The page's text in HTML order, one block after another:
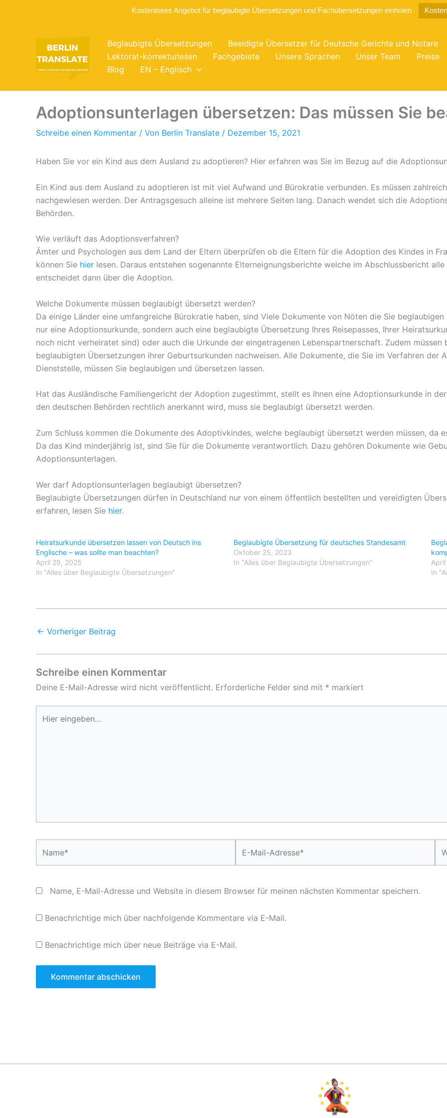
Kostenloses Angebot für beglaubigte Übersetzungen und Fachübersetzungen einholen
Beglaubigte Übersetzungen Beeidigte Übersetzer für Deutsche Gerichte und Notare
Lektorat-korrekturlesen
Fachgebiete Unsere Sprachen Unser Team Preise
Blog
EN – Englisch
Adoptionsunterlagen übersetzen: Das müssen Sie
Schreibe einen Kommentar / Von Berlin Translate / Dezember 15, 2021
Haben Sie vor ein Kind aus dem Ausland zu adoptieren? Hier erfahren was Sie im Bezug auf die
Ein Kind aus dem Ausland zu adoptieren ist mit viel Aufwand und Bürokratie verbunden. Es müssen
nachgewiesen werden. Der Antragsgesuch alleine ist mehrere Seiten lang. Danach wendet sich die
Behörden.
Wie verläuft das Adoptionsverfahren?
Ämter und Psychologen aus dem Land der Eltern überprüfen ob die Eltern für die Adoption des Kindes in
können Sie hier lesen. Daraus entstehen sogenannte Elterneignungsberichte welche im Abschlussbericht
entscheidet dann über die Adoption.
Welche Dokumente müssen beglaubigt übersetzt werden?
Da einige Länder eine umfangreiche Bürokratie haben, sind Viele Dokumente von Nöten die Sie
nur eine Adoptionsurkunde, sondern auch eine beglaubigte Übersetzung Ihres Reisepasses, Ihrer
noch nicht verheiratet sind) oder auch die Urkunde der eingetragenen Lebenspartnerschaft. Zudem
beglaubigten Übersetzungen ihrer Geburtsurkunden nachweisen. Alle Dokumente, die Sie im Verfahren der
Dienststelle, müssen Sie beglaubigen und übersetzen lassen.
Hat das Ausländische Familiengericht der Adoption zugestimmt, stellt es Ihnen eine Adoptionsurkunde in
den deutschen Behörden rechtlich anerkannt wird, muss sie beglaubigt übersetzt werden.
Zum Schluss kommen die Dokumente des Adoptivkindes, welche beglaubigt übersetzt werden müssen, da
Da das Kind minderjährig ist, sind Sie für die Dokumente verantwortlich. Dazu gehören Dokumente wie
Adoptionsunterlagen.
Wer darf Adoptionsunterlagen beglaubigt übersetzen?
Beglaubigte Übersetzungen dürfen in Deutschland nur von einem öffentlich bestellten und vereidigten
erfahren, lesen Sie hier.
Heiratsurkunde übersetzen lassen von Deutsch ins
Englische – was sollte man beachten?
April 29, 2025
In "Alles über Beglaubigte Übersetzungen"
Beglaubigte Übersetzung für deutsches Standesamt
Oktober 25, 2023
In "Alles über Beglaubigte Übersetzungen"
In
← Vorheriger Beitrag
Schreibe einen Kommentar
Deine E-Mail-Adresse wird nicht veröffentlicht. Erforderliche Felder sind mit * markiert
eingeben…
Mail-
Name, E-Mail-Adresse und Website in diesem Browser für meinen nächsten Kommentar speichern.
Benachrichtige mich über nachfolgende Kommentare via E-Mail.
Benachrichtige mich über neue Beiträge via E-Mail.